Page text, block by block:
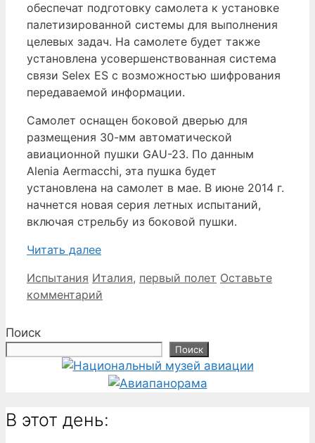
обеспечат подготовку самолета к установке
палетизированной системы для выполнения
целевых задач. На самолете будет также
установлена усовершенствованная система
связи Selex ES с возможностью шифрования
передаваемой информации.
Самолет оснащен боковой дверью для
размещения 30-мм автоматической
авиационной пушки GAU-23. По данным
Alenia Aermacchi, эта пушка будет
установлена на самолет в мае. В июне 2014 г.
начнется новая серия летных испытаний,
включая стрельбу из боковой пушки.
Читать далее
Рубрики
Испытания Метки
Италия, первый полет Оставьте
комментарий
Поиск
Поиск
В этот день: